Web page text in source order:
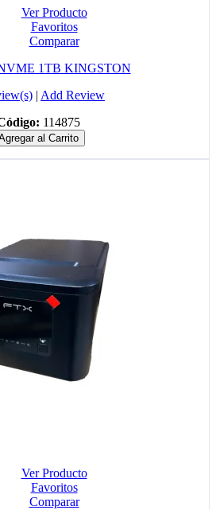
Ver Producto
Favoritos
Comparar
1TB KINGSTON
| Add Review
114875
al Carrito
Ver Producto
Favoritos
Comparar